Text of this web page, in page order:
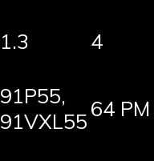
1.3 4
91P55,
91VXL5564